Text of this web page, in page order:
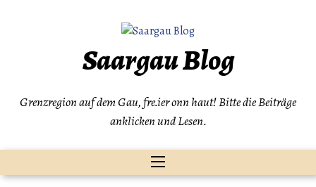
Saargau Blog
Grenzregion auf dem Gau, fre.ier onn haut! Bitte die Beiträge
anklicken und Lesen.